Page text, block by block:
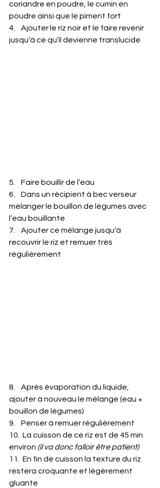
coriandre en poudre, le cumin en
poudre ainsi que le piment fort
4.    Ajouter le riz noir et le faire revenir
jusqu’à ce qu’il devienne translucide
5.    Faire bouillir de l’eau
6.    Dans un récipient à bec verseur
mélanger le bouillon de légumes avec
l’eau bouillante
7.    Ajouter ce mélange jusqu’à
recouvrir le riz et remuer très
régulièrement
8.    Après évaporation du liquide,
ajouter à nouveau le mélange (eau +
bouillon de légumes)
9.    Penser à remuer régulièrement
10.  La cuisson de ce riz est de 45 min
environ (il va donc falloir être patient)
11.  En fin de cuisson la texture du riz
restera croquante et légèrement
gluante